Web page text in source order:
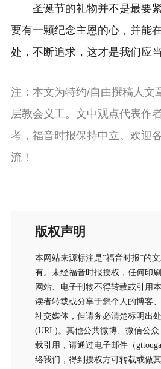
圣诞节的礼物并不是最要
要有一颗纪念主恩的心，并能
处，不断追求，这才是我们应当
注：本文为特约/自由撰稿人文
层教会义工。文中观点代表作
考，福音时报保持中立。欢迎
流！
版权声明
本网站来源标注是“福音时报”的
有。未经福音时报授权，任何印
网站、电子刊物不得转载或引用
读者转载或分享于您个人的博客
社交媒体，但请务必清楚标明出
(URL)。其他公共微博、微信公
载引用，请通过电子邮件（
络我们，得到授权方可转载或做